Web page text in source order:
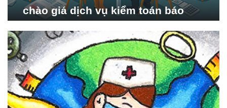
chào giá dịch vụ kiểm toán báo
Nghiên cứu Phát triển Xã
hội_ISDS)